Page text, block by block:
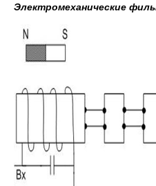
Электромеханические